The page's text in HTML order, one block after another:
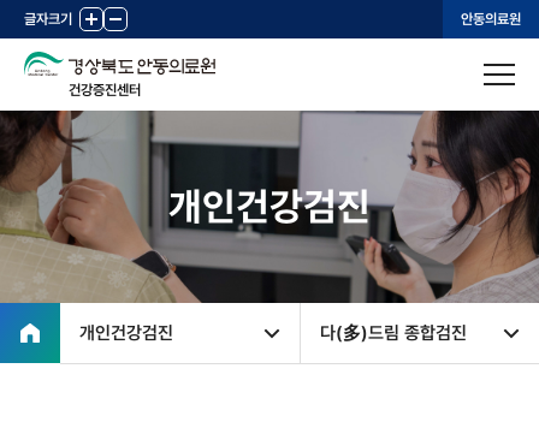
글자크기 + - 안동의료원
건강증진센터
개인건강검진
개인건강검진 다(多)드림 종합검진